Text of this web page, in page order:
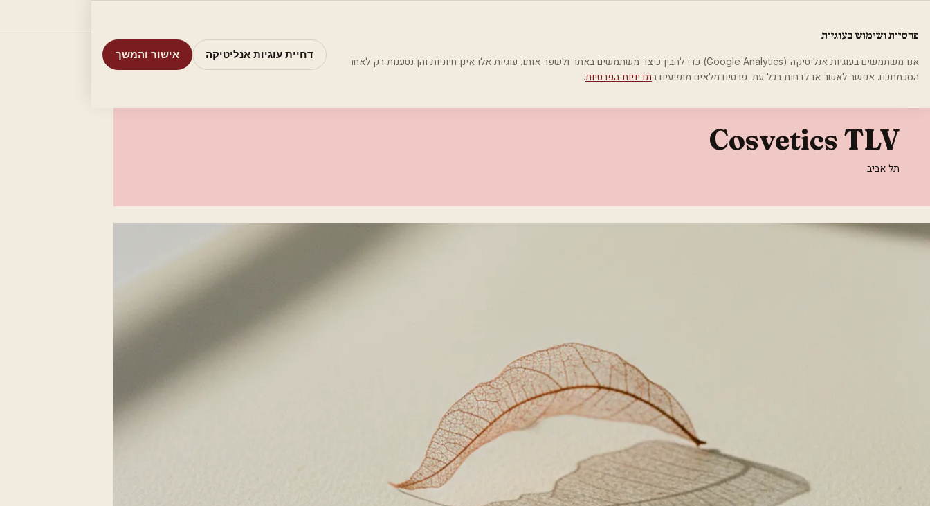
בית קטגוריות אסתטיקה רפואית
Cosvetics TLV
תל אביב
פרטיות ושימוש בעוגיות
אנו משתמשים בעוגיות אנליטיקה (Google Analytics) כדי להבין כיצד משתמשים באתר ולשפר אותו. עוגיות אלו אינן חיוניות והן נטענות רק לאחר
הסכמתכם. אפשר לאשר או לדחות בכל עת. פרטים מלאים מופיעים במדיניות הפרטיות.
דחיית עוגיות אנליטיקה אישור והמשך